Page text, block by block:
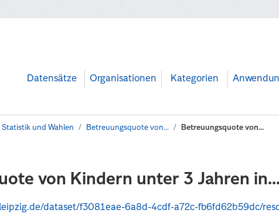
Datensätze Organisationen Kategorien
und Wahlen Betreuungsquote von... Betreuungsquote von...
von Kindern unter 3 Jahren in...
dataset/f3081eae-6a8d-4cdf-a72c-fb6fd62b59dc/resource/2e35ec46-